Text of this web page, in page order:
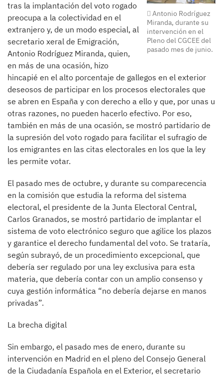
Antonio Rodríguez
Miranda, durante su
intervención en el
Pleno del CGCEE del
pasado mes de junio.
tras la implantación del voto rogado
preocupa a la colectividad en el
extranjero y, de un modo especial, al
secretario xeral de Emigración,
Antonio Rodríguez Miranda, quien,
en más de una ocasión, hizo
hincapié en el alto porcentaje de gallegos en el exterior
deseosos de participar en los procesos electorales que
se abren en España y con derecho a ello y que, por unas u
otras razones, no pueden hacerlo efectivo. Por eso,
también en más de una ocasión, se mostró partidario de
la supresión del voto rogado para facilitar el sufragio de
los emigrantes en las citas electorales en los que la ley
les permite votar.
El pasado mes de octubre, y durante su comparecencia
en la comisión que estudia la reforma del sistema
electoral, el presidente de la Junta Electoral Central,
Carlos Granados, se mostró partidario de implantar el
sistema de voto electrónico seguro que agilice los plazos
y garantice el derecho fundamental del voto. Se trataría,
según subrayó, de un procedimiento excepcional, que
debería ser regulado por una ley exclusiva para esta
materia, que debería contar con un amplio consenso y
cuya gestión informática “no debería dejarse en manos
privadas”.
La brecha digital
Sin embargo, el pasado mes de enero, durante su
intervención en Madrid en el pleno del Consejo General
de la Ciudadanía Española en el Exterior, el secretario